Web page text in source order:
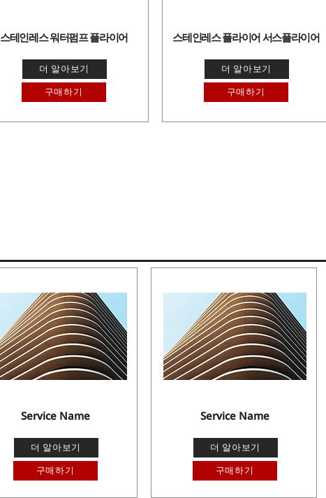
스테인레스 워터펌프 플라이어
더 알아보기
구매하기
스테인레스 플라이어 서스플라이어
더 알아보기
구매하기
Service Name
더 알아보기
구매하기
Service Name
더 알아보기
구매하기